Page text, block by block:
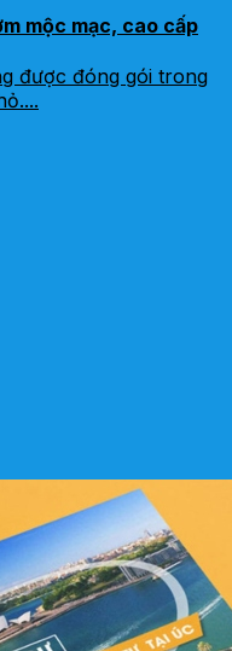
mộc mạc, cao cấp
được đóng gói trong